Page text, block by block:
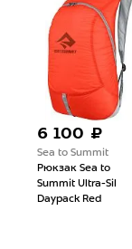
6 100 ₽
Sea to Summit
Рюкзак Sea to
Summit Ultra-Sil
Daypack Red